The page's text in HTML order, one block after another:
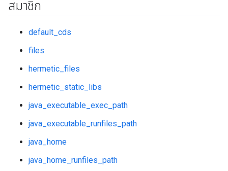
สมาชิก
default_cds
files
hermetic_files
hermetic_static_libs
java_executable_exec_path
java_executable_runfiles_path
java_home
java_home_runfiles_path